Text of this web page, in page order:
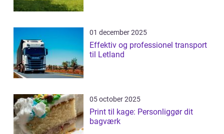
01 december 2025
Effektiv og professionel transport
til Letland
05 october 2025
Print til kage: Personliggør dit
bagværk